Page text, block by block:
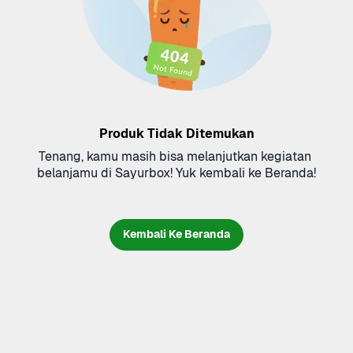
Produk Tidak Ditemukan
Tenang, kamu masih bisa melanjutkan kegiatan
belanjamu di Sayurbox! Yuk kembali ke Beranda!
Kembali Ke Beranda